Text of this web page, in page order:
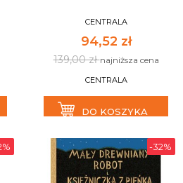
CENTRALA
94,52 zł
139,00 złnajniższa cena
CENTRALA
DO KOSZYKA
-32%